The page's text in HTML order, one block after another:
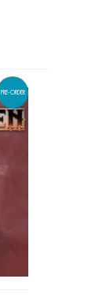
PRE-ORDER